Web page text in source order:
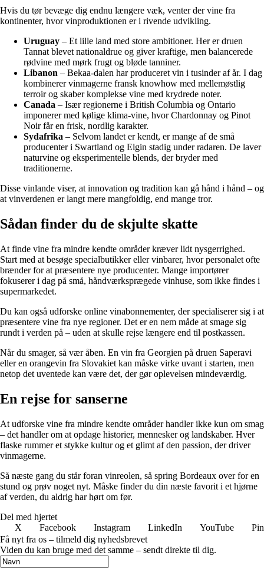
Hvis du tør bevæge dig endnu længere væk, venter der vine fra
kontinenter, hvor vinproduktionen er i rivende udvikling.
Uruguay – Et lille land med store ambitioner. Her er druen
Tannat blevet nationaldrue og giver kraftige, men balancerede
rødvine med mørk frugt og bløde tanniner.
Libanon – Bekaa-dalen har produceret vin i tusinder af år. I dag
kombinerer vinmagerne fransk knowhow med mellemøstlig
terroir og skaber komplekse vine med krydrede noter.
Canada – Især regionerne i British Columbia og Ontario
imponerer med kølige klima-vine, hvor Chardonnay og Pinot
Noir får en frisk, nordlig karakter.
Sydafrika – Selvom landet er kendt, er mange af de små
producenter i Swartland og Elgin stadig under radaren. De laver
naturvine og eksperimentelle blends, der bryder med
traditionerne.
Disse vinlande viser, at innovation og tradition kan gå hånd i hånd – og
at vinverdenen er langt mere mangfoldig, end mange tror.
Sådan finder du de skjulte skatte
At finde vine fra mindre kendte områder kræver lidt nysgerrighed.
Start med at besøge specialbutikker eller vinbarer, hvor personalet ofte
brænder for at præsentere nye producenter. Mange importører
fokuserer i dag på små, håndværksprægede vinhuse, som ikke findes i
supermarkedet.
Du kan også udforske online vinabonnementer, der specialiserer sig i at
præsentere vine fra nye regioner. Det er en nem måde at smage sig
rundt i verden på – uden at skulle rejse længere end til postkassen.
Når du smager, så vær åben. En vin fra Georgien på druen Saperavi
eller en orangevin fra Slovakiet kan måske virke uvant i starten, men
netop det uventede kan være det, der gør oplevelsen mindeværdig.
En rejse for sanserne
At udforske vine fra mindre kendte områder handler ikke kun om smag
– det handler om at opdage historier, mennesker og landskaber. Hver
flaske rummer et stykke kultur og et glimt af den passion, der driver
vinmagerne.
Så næste gang du står foran vinreolen, så spring Bordeaux over for en
stund og prøv noget nyt. Måske finder du din næste favorit i et hjørne
af verden, du aldrig har hørt om før.
Del med hjertet
X
Facebook Instagram LinkedIn YouTube
Få nyt fra os – tilmeld dig nyhedsbrevet
Viden du kan bruge med det samme – sendt direkte til dig.